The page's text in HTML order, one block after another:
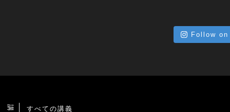
Follow
すべての講義